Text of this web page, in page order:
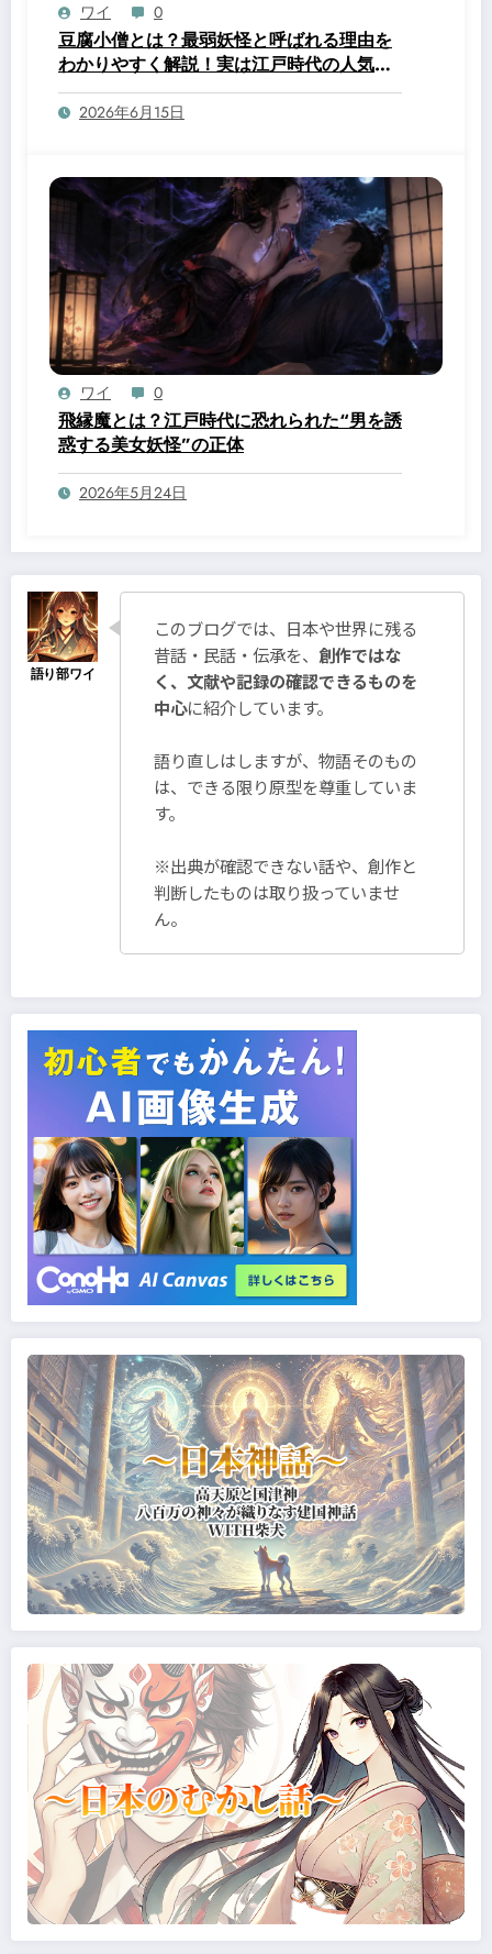
ワイ 0
豆腐小僧とは？最弱妖怪と呼ばれる理由を
わかりやすく解説！実は江戸時代の人気キ
ャラだった？
2026年6月15日
ワイ 0
飛縁魔とは？江戸時代に恐れられた“男を誘
惑する美女妖怪”の正体
2026年5月24日
このブログでは、日本や世界に残る
昔話・民話・伝承を、 創作ではな
く、文献や記録の確認できるものを
中心に紹介しています。
語り直しはしますが、物語そのもの
は、できる限り原型を尊重していま
す。
※出典が確認できない話や、創作と
判断したものは取り扱っていませ
ん。